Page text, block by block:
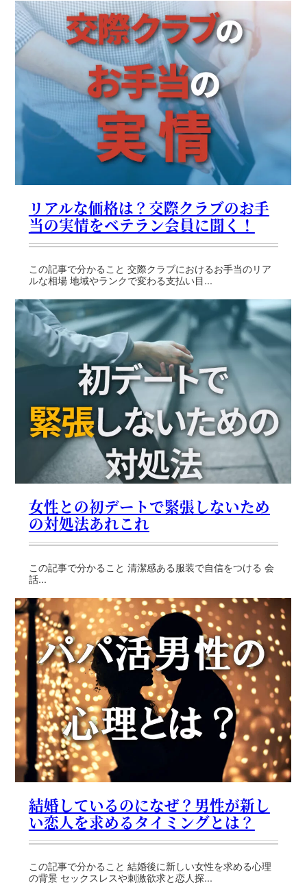
リアルな価格は？交際クラブのお手
当の実情をベテラン会員に聞く！
この記事で分かること 交際クラブにおけるお手当のリア
ルな相場 地域やランクで変わる支払い目...
女性との初デートで緊張しないため
の対処法あれこれ
この記事で分かること 清潔感ある服装で自信をつける 会
話...
結婚しているのになぜ？男性が新し
い恋人を求めるタイミングとは？
この記事で分かること 結婚後に新しい女性を求める心理
の背景 セックスレスや刺激欲求と恋人探...